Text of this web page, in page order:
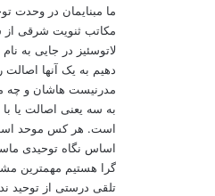
ما مبنایمان در وحدت
مکاتب ثنویت شرقی از
لاتوسئیز در جایی به
دهیم به یک آنها
مدرنیست هاشان و چه
به سه یعنی اصالت یا
است. هر کس موحد است
اساس نگاه توحیدی
گرا هستیم مهمترین
تلقی درستی از توحید